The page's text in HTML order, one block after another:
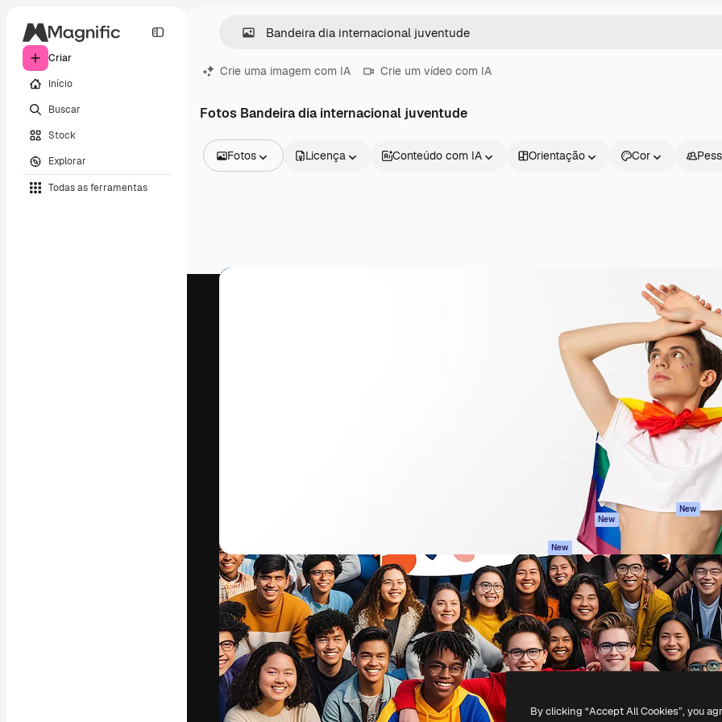
Criar
Início
Buscar
Stock
Explorar
Todas as ferramentas
Crie uma imagem com IA Crie um vídeo com IA
Fotos Bandeira dia internacional juventude
Fotos
Vídeos
Licença Conteúdo com IA Orientação Cor
Produtos
Assistente de IA
Gerador de vídeos
Conteúdo de stock
Claude/ChatGPT
New
New
API
App móvel
Todas as
ferramentas
Começar
Academy
Documentação
Atendimento
Termos e
condições
privacidade
Originais New
Política de
confiabilidade
Afiliados
Empresas
Copyright © 2010-2026Freepik Company S.L.U.Todos os direitos reservados.
By clicking “Accept All Cookies”, you